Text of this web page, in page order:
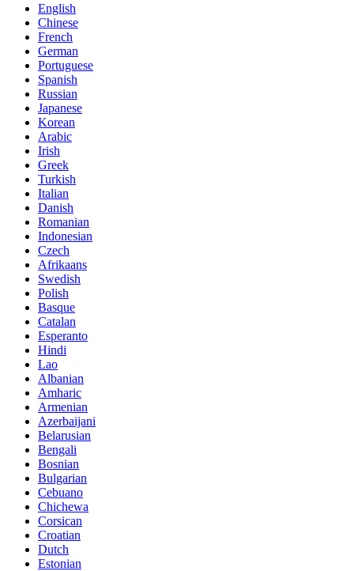
English
Chinese
French
German
Portuguese
Spanish
Russian
Japanese
Korean
Arabic
Irish
Greek
Turkish
Italian
Danish
Romanian
Indonesian
Czech
Afrikaans
Swedish
Polish
Basque
Catalan
Esperanto
Hindi
Lao
Albanian
Amharic
Armenian
Azerbaijani
Belarusian
Bengali
Bosnian
Bulgarian
Cebuano
Chichewa
Corsican
Croatian
Dutch
Estonian